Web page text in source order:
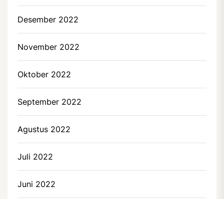
Desember 2022
November 2022
Oktober 2022
September 2022
Agustus 2022
Juli 2022
Juni 2022